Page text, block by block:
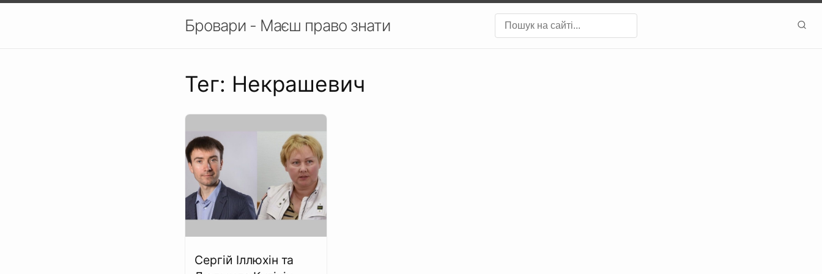
Бровари - Маєш право знати
Тег: Некрашевич
Сергій Іллюхін та